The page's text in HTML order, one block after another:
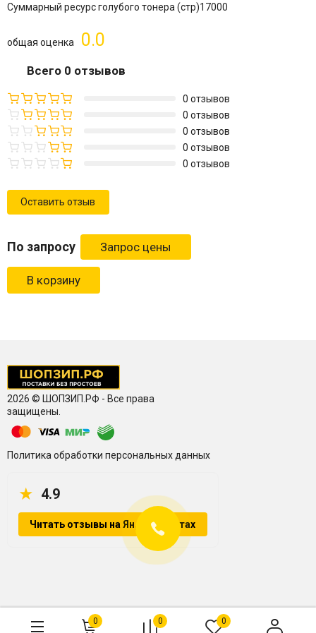
Суммарный ресурс голубого тонера (стр)17000
0.0
общая оценка
Всего 0 отзывов
0 отзывов
0 отзывов
0 отзывов
0 отзывов
0 отзывов
Оставить отзыв
По запросу
В корзину
2026 © ШОПЗИП.РФ - Все права
защищены.
Политика обработки персональных данных
★ 4.9
Читать отзывы на Яндекс.Картах
0 0 0